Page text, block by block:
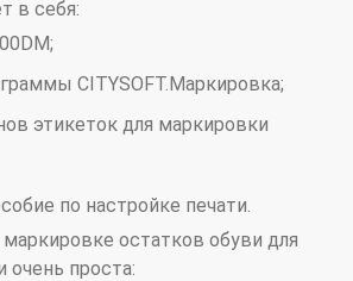
в себя:
CITYSOFT.Маркировка;
этикеток для маркировки
по настройке печати.
остатков обуви для
очень проста: